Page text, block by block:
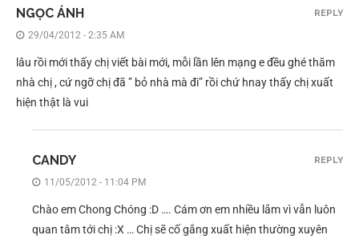
NGỌC ÁNH
29/04/2012 - 2:35 AM
lâu rồi mới thấy chị viết bài mới, mỗi lần lên mạng e đều ghé thăm
nhà chị , cứ ngỡ chị đã ” bỏ nhà mà đi” rồi chứ hnay thấy chị xuất
hiện thật là vui
REPLY
CANDY
11/05/2012 - 11:04 PM
Chào em Chong Chóng :D …. Cám ơn em nhiều lắm vì vẫn luôn
quan tâm tới chị :X … Chị sẽ cố gắng xuất hiện thường xuyên
REPLY